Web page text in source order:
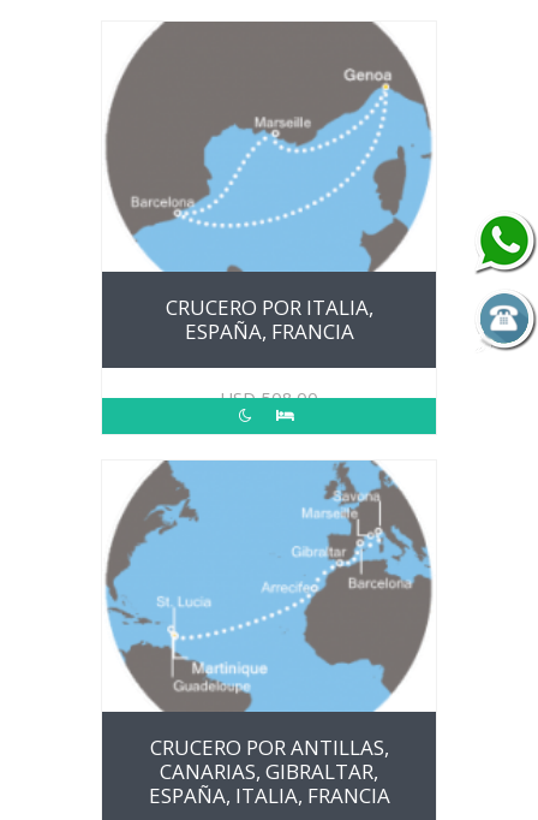
CRUCERO POR ITALIA,
ESPAÑA, FRANCIA
USD508.00
CRUCERO POR ANTILLAS,
CANARIAS, GIBRALTAR,
ESPAÑA, ITALIA, FRANCIA